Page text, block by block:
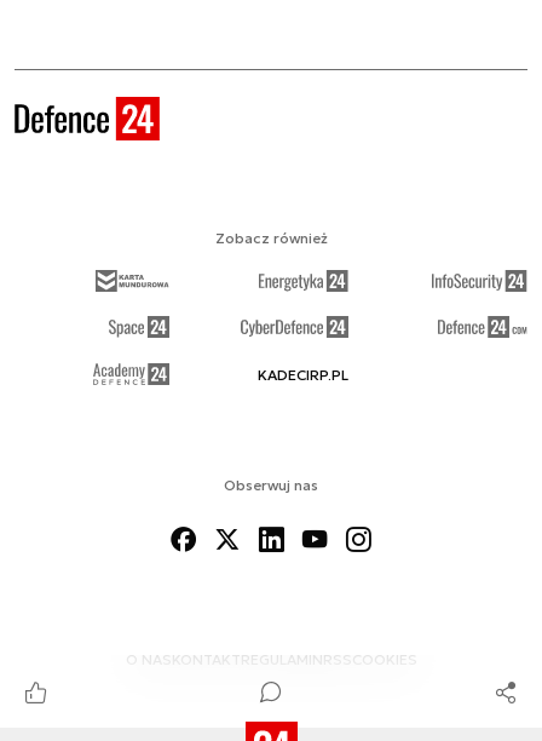
Obserwuj nas
O NAS KONTAKTREGULAMINRSS COOKIES
Zobacz również
KADECIRP.PL